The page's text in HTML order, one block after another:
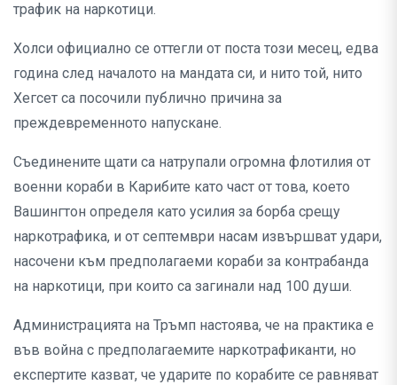
трафик на наркотици.
Холси официално се оттегли от поста този месец, едва
година след началото на мандата си, и нито той, нито
Хегсет са посочили публично причина за
преждевременното напускане.
Съединените щати са натрупали огромна флотилия от
военни кораби в Карибите като част от това, което
Вашингтон определя като усилия за борба срещу
наркотрафика, и от септември насам извършват удари,
насочени към предполагаеми кораби за контрабанда
на наркотици, при които са загинали над 100 души.
Администрацията на Тръмп настоява, че на практика е
във война с предполагаемите наркотрафиканти, но
експертите казват, че ударите по корабите се равняват